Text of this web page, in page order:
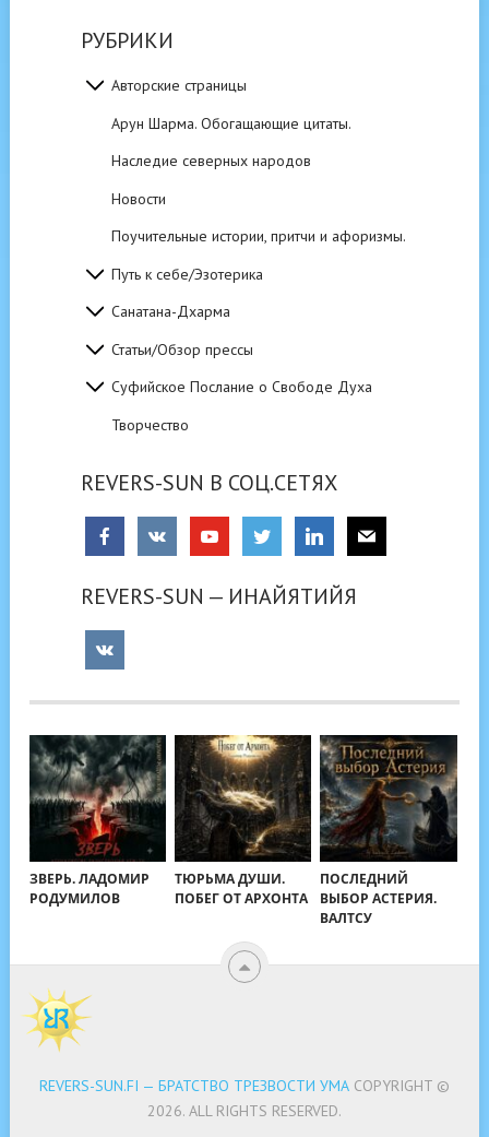
РУБРИКИ
Авторские страницы
Арун Шарма. Обогащающие цитаты.
Наследие северных народов
Новости
Поучительные истории, притчи и афоризмы.
Путь к себе/Эзотерика
Санатана-Дхарма
Статьи/Обзор прессы
Суфийское Послание о Свободе Духа
Творчество
REVERS-SUN В СОЦ.СЕТЯХ
REVERS-SUN — ИНАЙЯТИЙЯ
ЗВЕРЬ. ЛАДОМИР
РОДУМИЛОВ
ТЮРЬМА ДУШИ.
ПОБЕГ ОТ АРХОНТА
ПОСЛЕДНИЙ
ВЫБОР АСТЕРИЯ.
ВАЛТСУ
REVERS-SUN.FI — БРАТСТВО ТРЕЗВОСТИ УМАCOPYRIGHT ©
2026. ALL RIGHTS RESERVED.